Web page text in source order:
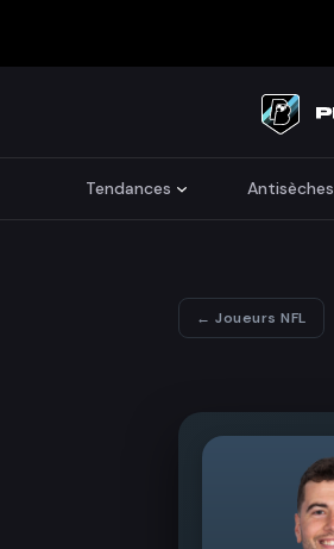
Search
Tendances Antisèches
← Joueurs NFL